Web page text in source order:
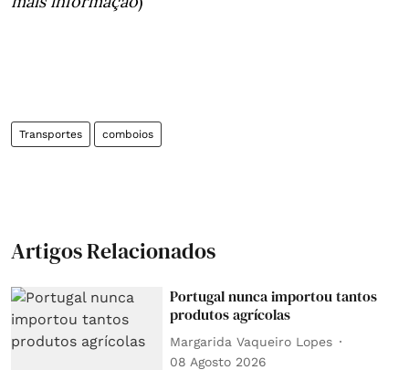
Transportes comboios
Artigos Relacionados
Portugal nunca importou tantos
produtos agrícolas
Margarida Vaqueiro Lopes
08 Agosto 2026